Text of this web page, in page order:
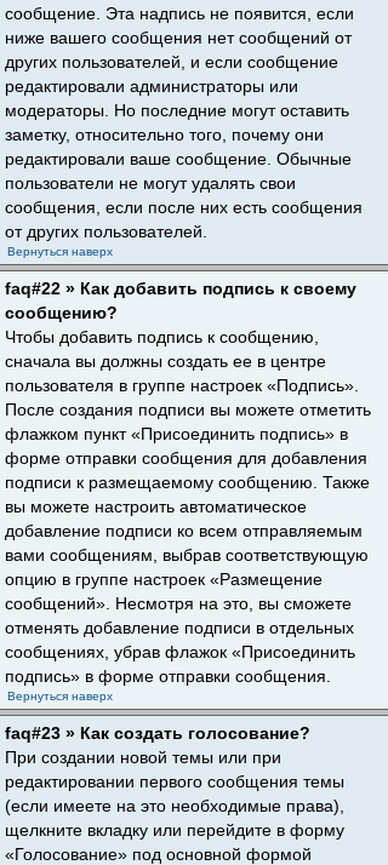
сообщение. Эта надпись не появится, если
ниже вашего сообщения нет сообщений от
других пользователей, и если сообщение
редактировали администраторы или
модераторы. Но последние могут оставить
заметку, относительно того, почему они
редактировали ваше сообщение. Обычные
пользователи не могут удалять свои
сообщения, если после них есть сообщения
от других пользователей.
Вернуться наверх
faq#22 » Как добавить подпись к своему
сообщению?
Чтобы добавить подпись к сообщению,
сначала вы должны создать ее в центре
пользователя в группе настроек «Подпись».
После создания подписи вы можете отметить
флажком пункт «Присоединить подпись» в
форме отправки сообщения для добавления
подписи к размещаемому сообщению. Также
вы можете настроить автоматическое
добавление подписи ко всем отправляемым
вами сообщениям, выбрав соответствующую
опцию в группе настроек «Размещение
сообщений». Несмотря на это, вы сможете
отменять добавление подписи в отдельных
сообщениях, убрав флажок «Присоединить
подпись» в форме отправки сообщения.
Вернуться наверх
faq#23 » Как создать голосование?
При создании новой темы или при
редактировании первого сообщения темы
(если имеете на это необходимые права),
щелкните вкладку или перейдите в форму
«Голосование» под основной формой